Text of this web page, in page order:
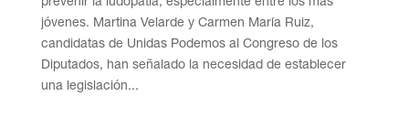
jóvenes. Martina Velarde y Carmen María Ruiz,
candidatas de Unidas Podemos al Congreso de los
Diputados, han señalado la necesidad de establecer
una legislación...